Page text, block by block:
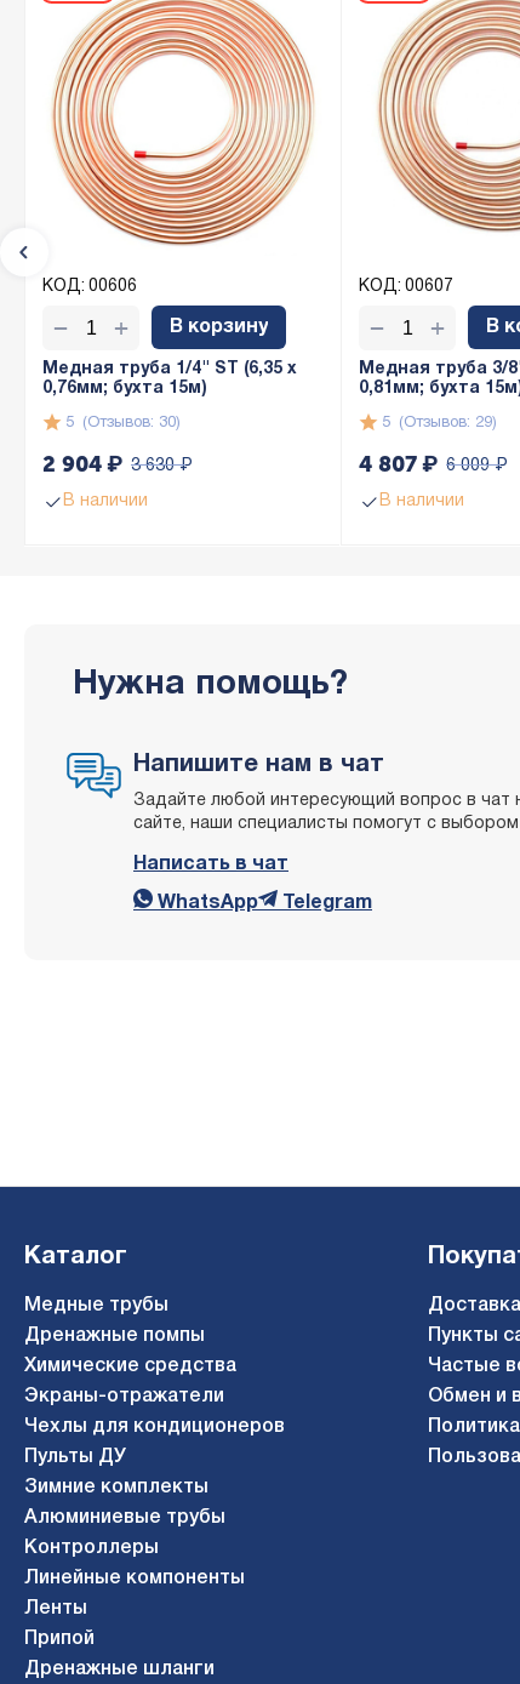
КОД: 00606
Медная труба 1/4" ST (6,35 х
0,76мм; бухта 15м)
(Отзывов: 30)
5
В наличии
3 630 ₽
2 904₽
В корзину
+
−
КОД: 00607
Медная труба 3/
0,81мм; бухта
(Отзывов: 29)
5
В наличии
6 009 ₽
4 807₽
В
+
−
Нужна помощь?
Напишите нам в чат
Задайте любой интересующий вопрос в чат
сайте, наши специалисты помогут с выбором
Написать в чат
WhatsApp Telegram
Каталог
Медные трубы
Дренажные помпы
Химические средства
Экраны-отражатели
Чехлы для кондиционеров
Пульты ДУ
Зимние комплекты
Алюминиевые трубы
Контроллеры
Линейные компоненты
Ленты
Припой
Дренажные шланги
Пункты
Частые
Обмен и